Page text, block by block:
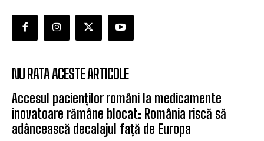
NU RATA ACESTE ARTICOLE
Accesul pacienților români la medicamente
inovatoare rămâne blocat: România riscă să
adâncească decalajul față de Europa